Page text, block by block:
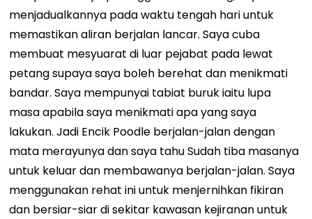
menjadualkannya pada waktu tengah hari untuk
memastikan aliran berjalan lancar. Saya cuba
membuat mesyuarat di luar pejabat pada lewat
petang supaya saya boleh berehat dan menikmati
bandar. Saya mempunyai tabiat buruk iaitu lupa
masa apabila saya menikmati apa yang saya
lakukan. Jadi Encik Poodle berjalan-jalan dengan
mata merayunya dan saya tahu Sudah tiba masanya
untuk keluar dan membawanya berjalan-jalan. Saya
menggunakan rehat ini untuk menjernihkan fikiran
dan bersiar-siar di sekitar kawasan kejiranan untuk